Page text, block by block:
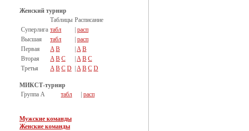
Женский турнир
Таблицы Расписание
Суперлига табл
расп
Высшая
табл
расп
Первая
A B A B
Вторая
A B C A B C
Третья
A B C D A B C D
МИКСТ-турнир
Группа А
табл расп
Мужские команды
Женские команды